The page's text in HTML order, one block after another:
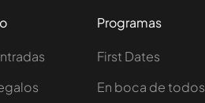
Programas
First Dates
En boca de todos